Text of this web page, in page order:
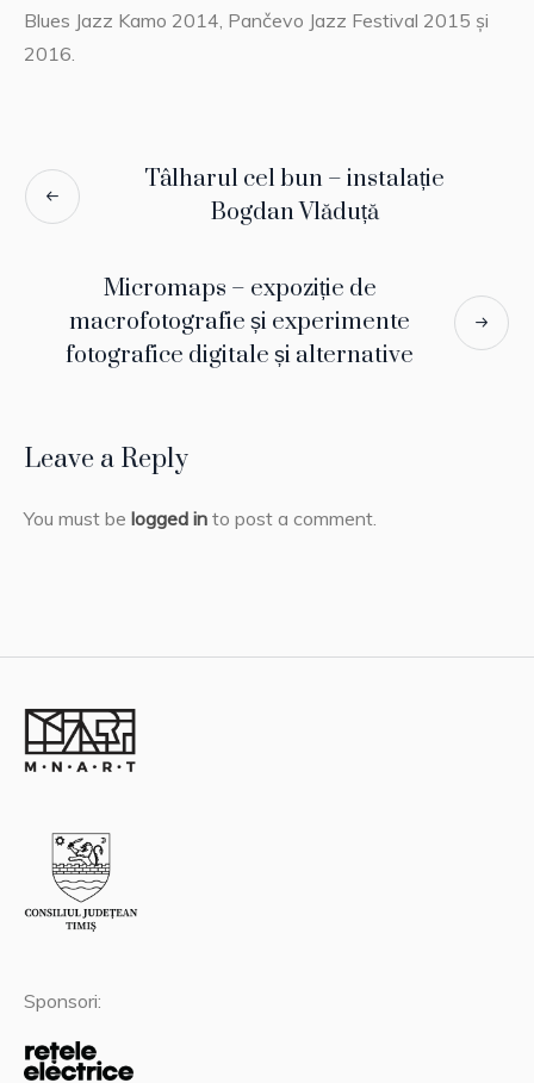
Blues Jazz Kamo 2014, Pančevo Jazz Festival 2015 și
2016.
Tâlharul cel bun – instalație
Bogdan Vlăduță
Micromaps – expoziție de
macrofotografie și experimente
fotografice digitale și alternative
Leave a Reply
You must be logged in to post a comment.
Sponsori: